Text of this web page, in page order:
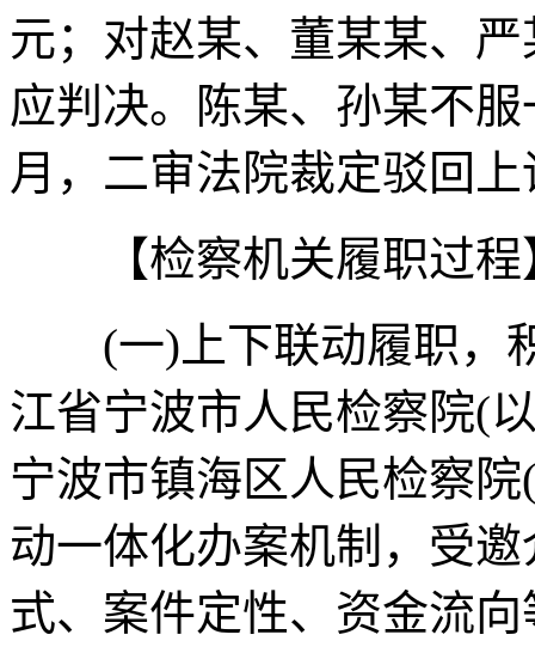
元；对赵某、董某某、
应判决。陈某、孙某不
月，二审法院裁定驳回
【检察机关履职过程
(一)上下联动履职，
江省宁波市人民检察院(
宁波市镇海区人民检察
动一体化办案机制，受
式、案件定性、资金流